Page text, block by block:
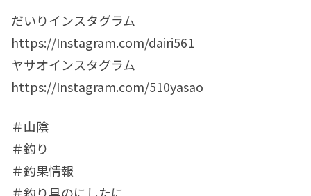
だいりインスタグラム
https://Instagram.com/dairi561
ヤサオインスタグラム
https://Instagram.com/510yasao
＃山陰
＃釣り
＃釣果情報